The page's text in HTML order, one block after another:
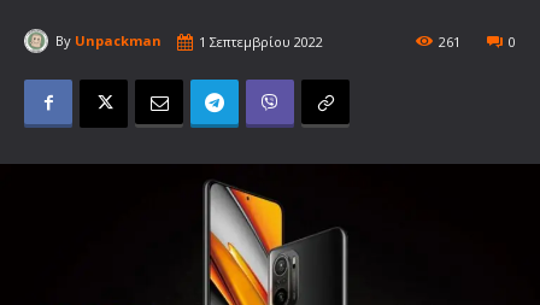
By Unpackman 1 Σεπτεμβρίου 2022 0
261